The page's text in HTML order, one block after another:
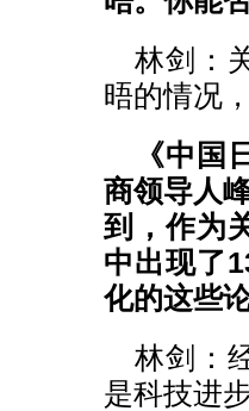
林剑：
晤的情况
《中国
商领导人
到，作为
中出现了
化的这些
林剑：
是科技进